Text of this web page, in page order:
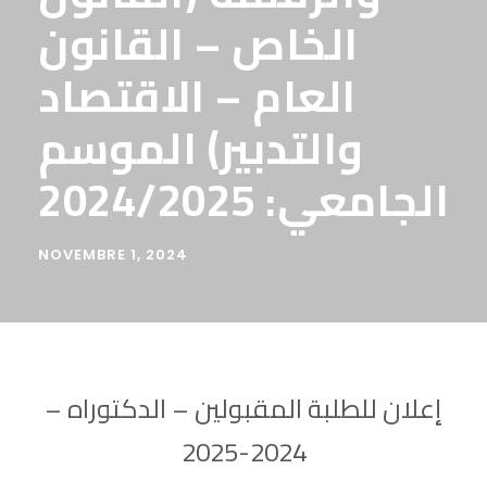
الخاص – القانون
العام – الاقتصاد
والتدبير) الموسم
الجامعي: 2024/2025
NOVEMBRE 1, 2024
إعلان للطلبة المقبولين – الدكتوراه –
2024-2025